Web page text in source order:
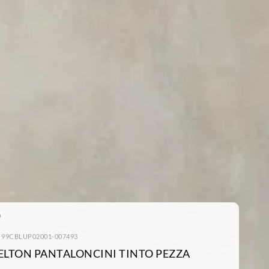
99CBLUP02001-007493
PANTALONCINI TINTO PEZZA